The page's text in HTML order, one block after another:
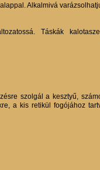
Alkalmivá
Táskák
szolgál a kesztyű,
a kis retikül fogójához